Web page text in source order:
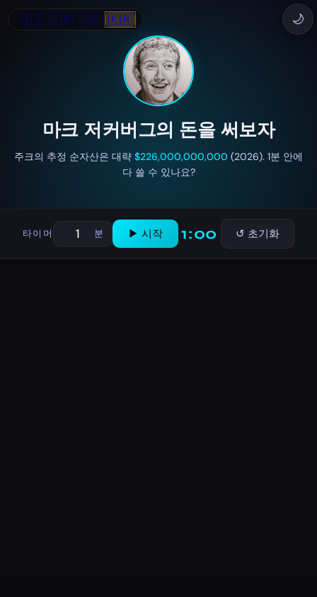
🇺🇸 🇨🇳 🇯🇵 🇰🇷 🌙
마크 저커버그의 돈을 써보자
주크의 추정 순자산은 대략 $226,000,000,000 (2026). 1분 안에
다 쓸 수 있나요?
타이머 분 ▶ 시작 1:00 ↺ 초기화